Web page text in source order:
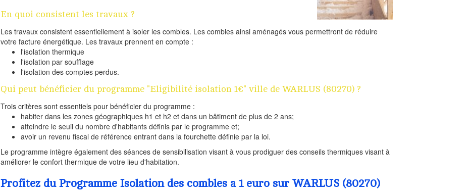
En quoi consistent les travaux ?
Les travaux consistent essentiellement à isoler les combles. Les combles ainsi aménagés vous permettront de réduire
votre facture énergétique. Les travaux prennent en compte :
l'isolation thermique
l'isolation par soufflage
l'isolation des comptes perdus.
Qui peut bénéficier du programme "Eligibilité isolation 1€" ville de WARLUS (80270) ?
Trois critères sont essentiels pour bénéficier du programme :
habiter dans les zones géographiques h1 et h2 et dans un bâtiment de plus de 2 ans;
atteindre le seuil du nombre d'habitants définis par le programme et;
avoir un revenu fiscal de référence entrant dans la fourchette définie par la loi.
Le programme intègre également des séances de sensibilisation visant à vous prodiguer des conseils thermiques visant à
améliorer le confort thermique de votre lieu d'habitation.
Profitez du Programme Isolation des combles a 1 euro sur WARLUS (80270)